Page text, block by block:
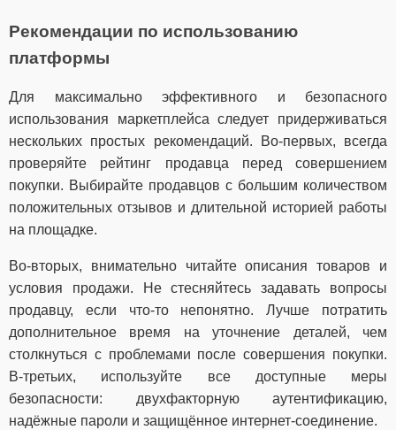
Рекомендации по использованию
платформы
Для максимально эффективного и безопасного
использования маркетплейса следует придерживаться
нескольких простых рекомендаций. Во-первых, всегда
проверяйте рейтинг продавца перед совершением
покупки. Выбирайте продавцов с большим количеством
положительных отзывов и длительной историей работы
на площадке.
Во-вторых, внимательно читайте описания товаров и
условия продажи. Не стесняйтесь задавать вопросы
продавцу, если что-то непонятно. Лучше потратить
дополнительное время на уточнение деталей, чем
столкнуться с проблемами после совершения покупки.
В-третьих, используйте все доступные меры
безопасности: двухфакторную аутентификацию,
надёжные пароли и защищённое интернет-соединение.